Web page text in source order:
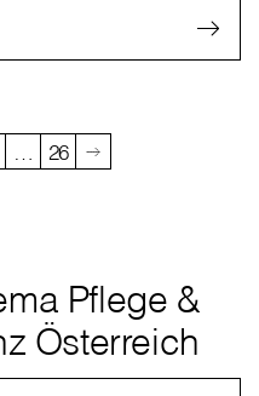
… 26
Pflege &
Österreich